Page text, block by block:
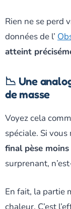
Rien ne se perd
données de l’
atteint
📉 Une
de masse
Voyez cela
spéciale. Si
final pèse
surprenant,
En fait, la partie
chaleur. C’est